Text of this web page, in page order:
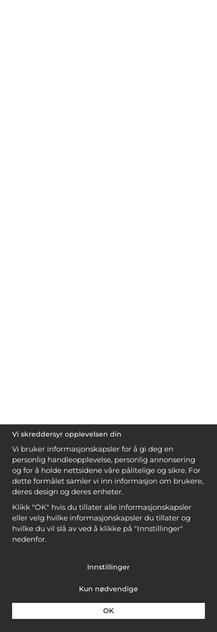
Vi skreddersyr opplevelsen din
Vi bruker informasjonskapsler for å gi deg en
personlig handleopplevelse, personlig annonsering
og for å holde nettsidene våre pålitelige og sikre. For
dette formålet samler vi inn informasjon om brukere,
deres design og deres enheter.
Klikk "OK" hvis du tillater alle informasjonskapsler
eller velg hvilke informasjonskapsler du tillater og
hvilke du vil slå av ved å klikke på "Innstillinger"
nedenfor.
Innstillinger
Kun nødvendige
OK